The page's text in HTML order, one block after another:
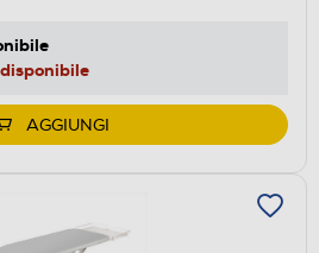
AGGIUNGI